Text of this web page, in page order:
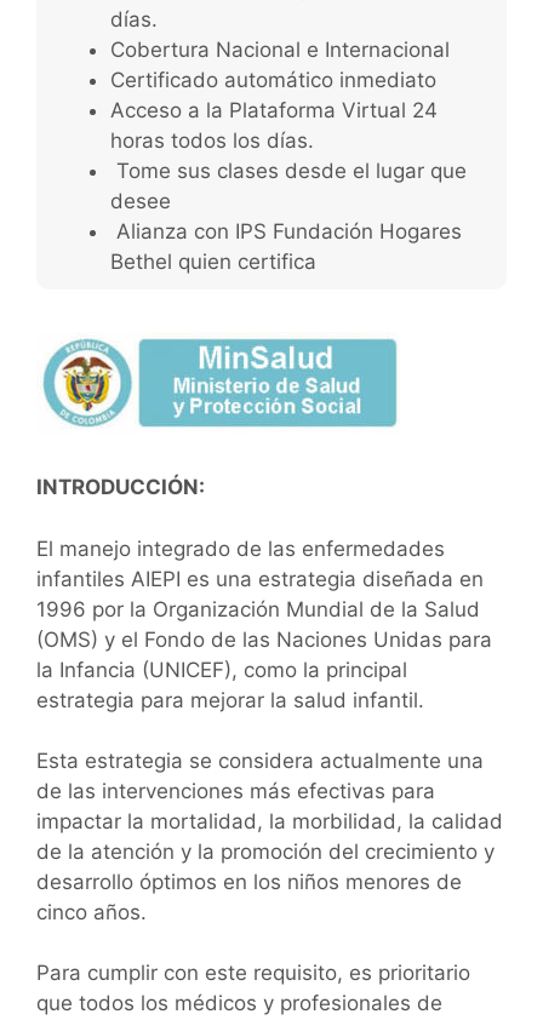
días.
Cobertura Nacional e Internacional
Certificado automático inmediato
Acceso a la Plataforma Virtual 24
horas todos los días.
Tome sus clases desde el lugar que
desee
Alianza con IPS Fundación Hogares
Bethel quien certifica
INTRODUCCIÓN:
El manejo integrado de las enfermedades
infantiles AIEPI es una estrategia diseñada en
1996 por la Organización Mundial de la Salud
(OMS) y el Fondo de las Naciones Unidas para
la Infancia (UNICEF), como la principal
estrategia para mejorar la salud infantil.
Esta estrategia se considera actualmente una
de las intervenciones más efectivas para
impactar la mortalidad, la morbilidad, la calidad
de la atención y la promoción del crecimiento y
desarrollo óptimos en los niños menores de
cinco años.
Para cumplir con este requisito, es prioritario
que todos los médicos y profesionales de